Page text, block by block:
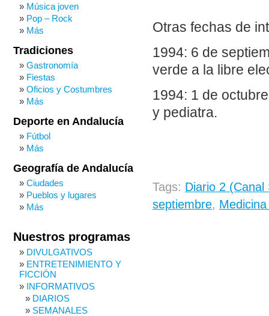
Otras fechas de
1994: 6 de
verde a la libre
1994: 1 de
y pediatra.
Tags: Diario 2 (Canal
septiembre,
Música joven
Pop – Rock
Más
Tradiciones
Gastronomía
Fiestas
Oficios y Costumbres
Más
Deporte en Andalucía
Fútbol
Más
Geografía de Andalucía
Ciudades
Pueblos y lugares
Más
Nuestros programas
DIVULGATIVOS
ENTRETENIMIENTO Y
FICCIÓN
INFORMATIVOS
DIARIOS
SEMANALES